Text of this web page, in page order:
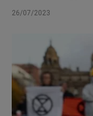
26/07/2023